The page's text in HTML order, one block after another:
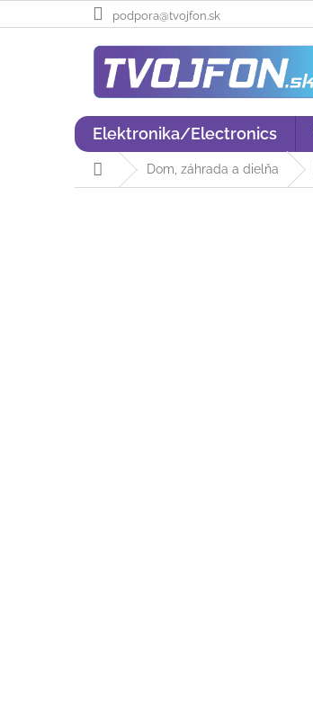
na
podpora@tvojfon.sk
Elektronika/Electronics
DomovDom, záhrada a dielňa